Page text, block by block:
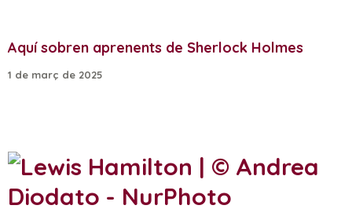
Aquí sobren aprenents de Sherlock Holmes
1 de març de 2025